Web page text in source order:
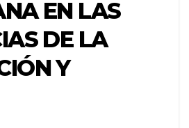
EN LAS
DE LA
Y